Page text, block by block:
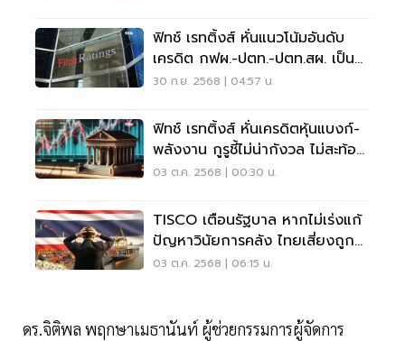
ฟิทช์ เรทติ้งส์ หั่นแนวโน้มอันดับ
เครดิต กฟผ.-ปตท.-ปตท.สผ. เป็น
เชิงลบ
30 ก.ย. 2568 | 04:57 น.
ฟิทช์ เรทติ้งส์ หั่นเครดิตหุ้นแบงก์-
พลังงาน กูรูชี้ไม่น่ากังวล ไม่สะท้อน
ธุรกิจ
03 ต.ค. 2568 | 00:30 น.
TISCO เตือนรัฐบาล หากไม่เร่งแก้
ปัญหาวินัยการคลัง ไทยเสี่ยงถูก
ปรับลดเครดิตปีหน้า
03 ต.ค. 2568 | 06:15 น.
ดร.จิติพล พฤกษาเมธานันท์ ผู้ช่วยกรรมการผู้จัดการ